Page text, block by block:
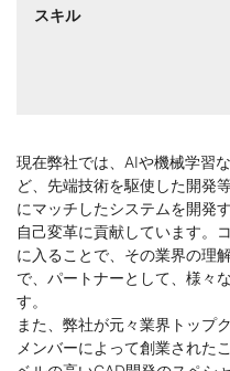
スキル
現在弊社では、AIや機械学習
ど、先端技術を駆使した開発
にマッチしたシステムを開発
自己変革に貢献しています。
に入ることで、その業界の理
で、パートナーとして、様々
す。
また、弊社が元々業界トップ
メンバーによって創業された